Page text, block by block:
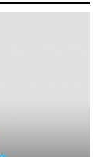
كتاب - فعاليات